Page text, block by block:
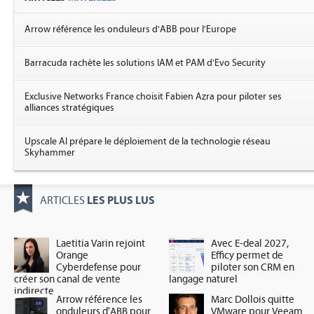
Arrow référence les onduleurs d'ABB pour l'Europe
Barracuda rachète les solutions IAM et PAM d'Evo Security
Exclusive Networks France choisit Fabien Azra pour piloter ses
alliances stratégiques
Upscale AI prépare le déploiement de la technologie réseau
Skyhammer
ARTICLES LES PLUS LUS
Laetitia Varin rejoint
Orange
Cyberdefense pour
créer son canal de vente
indirecte
Avec E-deal 2027,
Efficy permet de
piloter son CRM en
langage naturel
Arrow référence les
onduleurs d'ABB pour
Marc Dollois quitte
VMware pour Veeam